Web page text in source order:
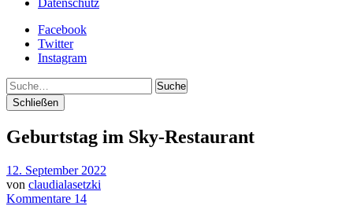
Datenschutz
Facebook
Twitter
Instagram
Suche
Schließen
Geburtstag im Sky-Restaurant
12. September 2022
von claudialasetzki
Kommentare 14